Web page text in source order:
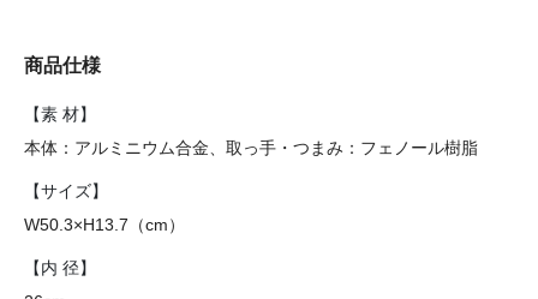
商品仕様
【素 材】
本体：アルミニウム合金、取っ手・つまみ：フェノール樹脂
【サイズ】
W50.3×H13.7（cm）
【内 径】